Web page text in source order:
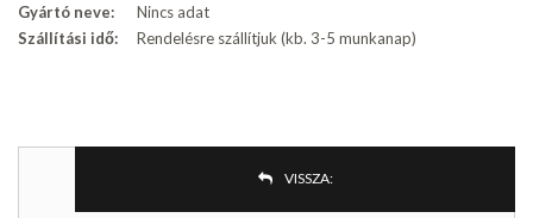
Gyártó neve:
Nincs adat
Szállítási idő:
Rendelésre szállítjuk (kb. 3-5 munkanap)
VISSZA: